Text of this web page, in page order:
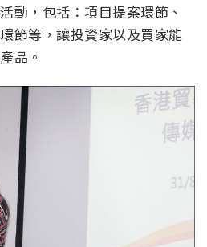
動，包括：項目提案環節、
節等，讓投資家以及買家能
品。